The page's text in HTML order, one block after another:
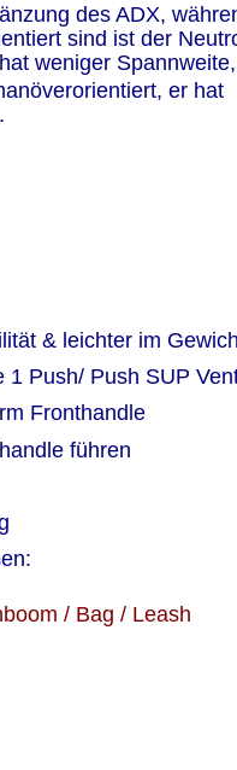
des ADX,
sind ist der
weniger
er hat
& leichter im
1 Push/ Push SUP
Fronthandle
führen
/ Bag / Leash